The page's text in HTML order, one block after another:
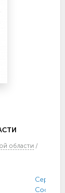
области /
Серёдка